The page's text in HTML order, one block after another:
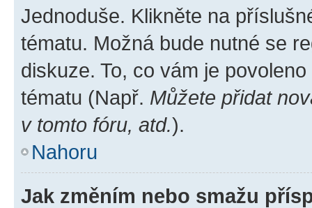
Jednoduše. Klikněte na
tématu. Možná bude nutné se
diskuze. To, co vám je
tématu (Např. Můžete přidat
v tomto fóru, atd.).
Nahoru
Jak změním nebo smažu